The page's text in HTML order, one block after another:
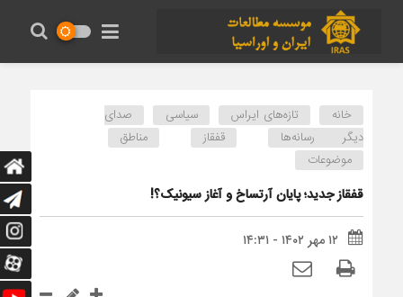
خانه تازه‌های ایراس سیاسی
صدای
دیگر رسانه‌ها
قفقاز
مناطق
موضوعات
قفقاز جدید؛ پایان آرتساخ و آغاز سیونیک؟!
۱۲ مهر ۱۴۰۲ - ۱۴:۳۱